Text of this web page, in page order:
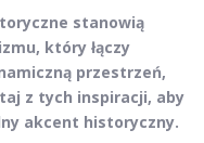
stanowią
, który łączy
przestrzeń,
z tych inspiracji, aby
akcent historyczny.